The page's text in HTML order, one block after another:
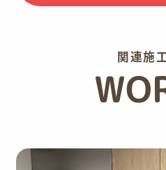
関連施